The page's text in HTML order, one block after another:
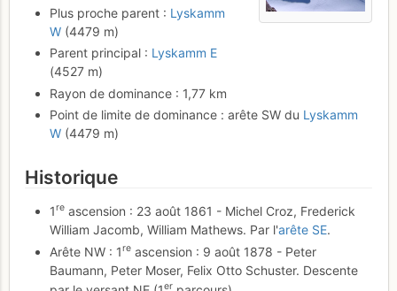
Plus proche parent : Lyskamm
W (4479 m)
Parent principal : Lyskamm E
(4527 m)
Rayon de dominance : 1,77 km
Point de limite de dominance : arête SW du Lyskamm
W (4479 m)
Historique
1re ascension : 23 août 1861 - Michel Croz, Frederick
William Jacomb, William Mathews. Par l'arête SE.
Arête NW : 1re ascension : 9 août 1878 - Peter
Baumann, Peter Moser, Felix Otto Schuster. Descente
er